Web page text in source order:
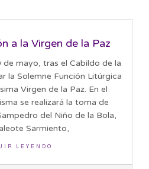
a la Virgen de la Paz
mayo, tras el Cabildo de la
la Solemne Función Litúrgica
Virgen de la Paz. En el
se realizará la toma de
del Niño de la Bola,
Sarmiento,
LEYENDO